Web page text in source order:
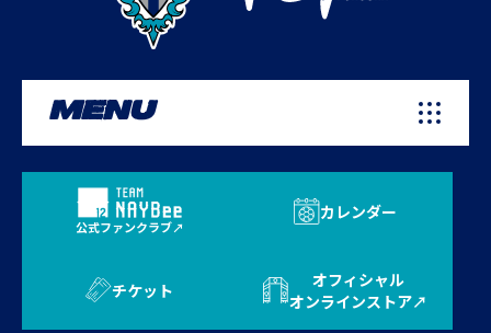
MENU
公式ファンクラブ
カレンダー
チケット
オフィシャル
オンラインストア